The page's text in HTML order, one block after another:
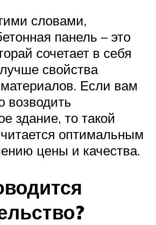
словами,
панель – это
сочетает в себя
свойства
Если вам
возводить
здание, то такой
оптимальным
цены и качества.